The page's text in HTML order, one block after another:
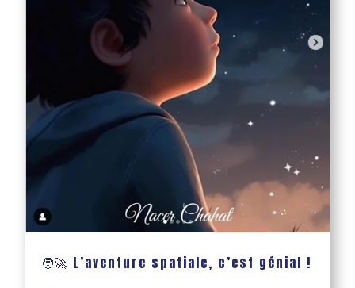
🧑‍🚀 L’aventure spatiale, c’est génial !